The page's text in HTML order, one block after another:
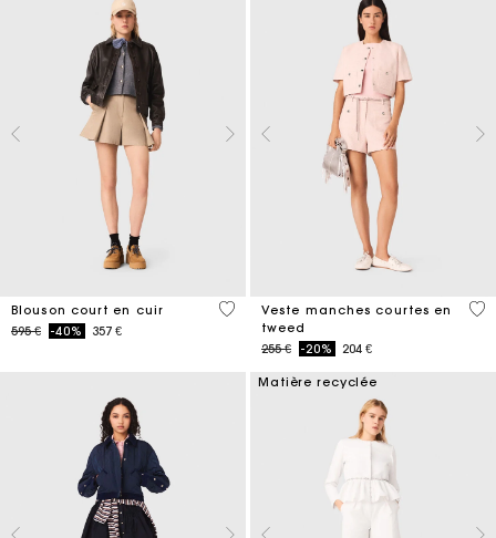
Blouson court en cuir
Price reduced from
595 €to-40% 357 €
3,7 out of 5 Customer Rating
Veste manches courtes en
tweed
Price reduced from
255 €to-20% 204 €
4,7
Matière recyclée